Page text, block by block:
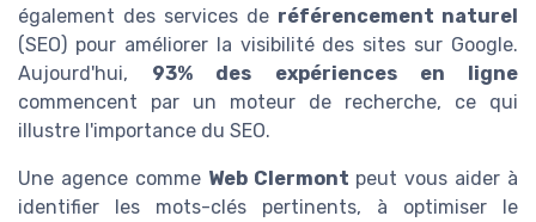
également des services de référencement naturel
(SEO) pour améliorer la visibilité des sites sur Google.
Aujourd'hui, 93% des expériences en ligne
commencent par un moteur de recherche, ce qui
illustre l'importance du SEO.
Une agence comme Web Clermont peut vous aider à
identifier les mots-clés pertinents, à optimiser le